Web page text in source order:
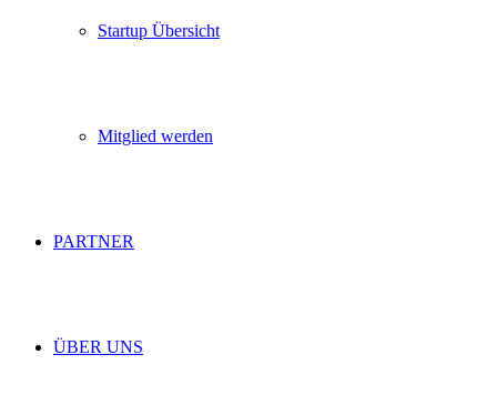
Startup Übersicht
Mitglied werden
PARTNER
ÜBER UNS